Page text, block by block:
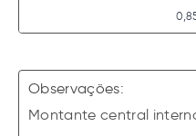
Observações:
Montante central